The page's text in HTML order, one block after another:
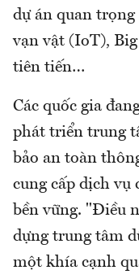
dự án quan
vạn vật (IoT),
tiên tiến…
Các quốc gia
phát triển trung
bảo an toàn
cung cấp dịch vụ
bền vững. "Điều
dựng trung tâm
một khía cạnh